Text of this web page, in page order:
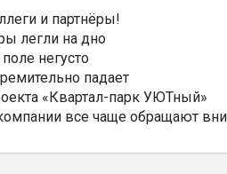
и партнёры!
легли на дно
негусто
падает
«Квартал-парк УЮТный»
все чаще обращают